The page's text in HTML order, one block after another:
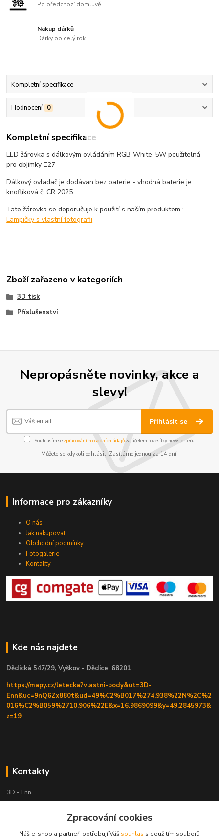
Po předchozí domluvě
Nákup dárků
Dárky po celý rok
Kompletní specifikace
Hodnocení 0
Kompletní specifikace
LED žárovka s dálkovým ovládáním RGB-White-5W použitelná
pro objímky E27
Dálkový ovladač je dodávan bez baterie - vhodná baterie je
knoflíková č. CR 2025
Tato žárovka se doporučuje k použití s naším produktem :
Lampičky s vlastní fotografii
Zboží zařazeno v kategoriích
3D tisk
Příslušenství
Nepropásněte novinky, akce a
slevy!
Přihlásit se
Souhlasím se zpracováním osobních údajůza účelem rozesílky newsletteru.
Můžete se kdykoli odhlásit. Zasíláme jednou za 14 dní.
Informace pro zákazníky
O nás
Jak nakupovat
Obchodní podmínky
Fotogalerie
Kontakty
Kde nás najdete
Dědická 547/29, Vyškov - Dědice, 68201
https://mapy.cz/letecka?vlastni-body&ut=3D-
Enn&uc=9nQ6Zx880t&ud=49%C2%B017%274.938%22N%2C%2
016%C2%B059%2710.906%22E&x=16.9869099&y=49.2845973&
z=19
Kontakty
3D - Enn
+420 605525911Zpracování cookies
Náš e-shop a partneři potřebují Váš souhlas s použitím souborů